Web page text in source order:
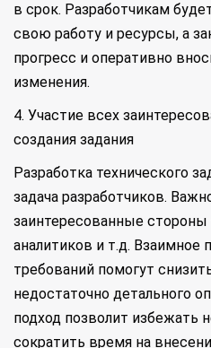
в срок. Разработчикам
свою работу и ресурсы, а
прогресс и оперативно
изменения.
4. Участие всех
создания задания
Разработка технического
задача разработчиков.
заинтересованные
аналитиков и т.д. Взаимное
требований помогут
недостаточно детального
подход позволит избежать
сократить время на